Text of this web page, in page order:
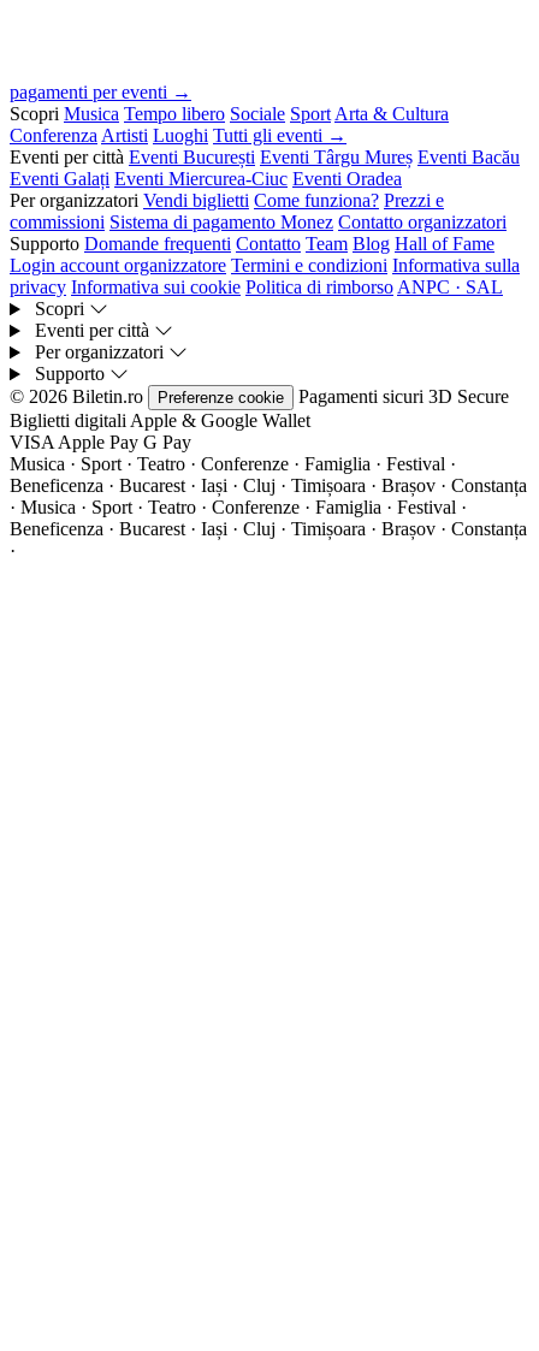
pagamenti per eventi →
Scopri Musica Tempo libero Sociale Sport Arta & Cultura
Conferenza Artisti Luoghi Tutti gli eventi →
Eventi per città Eventi București Eventi Târgu Mureș Eventi Bacău
Eventi Galați Eventi Miercurea-Ciuc Eventi Oradea
Per organizzatori Vendi biglietti Come funziona? Prezzi e
commissioni Sistema di pagamento Monez Contatto organizzatori
Supporto Domande frequenti Contatto Team Blog Hall of Fame
Login account organizzatore Termini e condizioni Informativa sulla
privacy Informativa sui cookie Politica di rimborso ANPC · SAL
Scopri
Eventi per città
Per organizzatori
Supporto
© 2026 Biletin.ro
Preferenze cookie Pagamenti sicuri 3D Secure
Biglietti digitali Apple & Google Wallet
VISA Apple Pay G Pay
Musica · Sport · Teatro · Conferenze · Famiglia · Festival ·
Beneficenza · Bucarest · Iași · Cluj · Timișoara · Brașov · Constanța
· Musica · Sport · Teatro · Conferenze · Famiglia · Festival ·
Beneficenza · Bucarest · Iași · Cluj · Timișoara · Brașov · Constanța
·